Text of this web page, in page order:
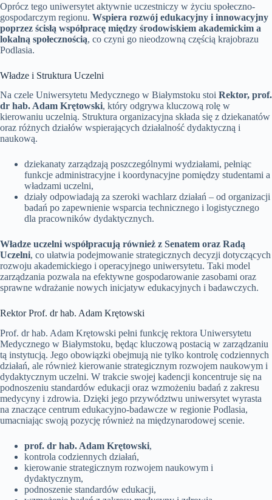
Oprócz tego uniwersytet aktywnie uczestniczy w życiu społeczno-
gospodarczym regionu. Wspiera rozwój edukacyjny i innowacyjny
poprzez ścisłą współpracę między środowiskiem akademickim a
lokalną społecznością, co czyni go nieodzowną częścią krajobrazu
Podlasia.
Władze i Struktura Uczelni
Na czele Uniwersytetu Medycznego w Białymstoku stoi Rektor, prof.
dr hab. Adam Krętowski, który odgrywa kluczową rolę w
kierowaniu uczelnią. Struktura organizacyjna składa się z dziekanatów
oraz różnych działów wspierających działalność dydaktyczną i
naukową.
dziekanaty zarządzają poszczególnymi wydziałami, pełniąc
funkcje administracyjne i koordynacyjne pomiędzy studentami a
władzami uczelni,
działy odpowiadają za szeroki wachlarz działań – od organizacji
badań po zapewnienie wsparcia technicznego i logistycznego
dla pracowników dydaktycznych.
Władze uczelni współpracują również z Senatem oraz Radą
Uczelni, co ułatwia podejmowanie strategicznych decyzji dotyczących
rozwoju akademickiego i operacyjnego uniwersytetu. Taki model
zarządzania pozwala na efektywne gospodarowanie zasobami oraz
sprawne wdrażanie nowych inicjatyw edukacyjnych i badawczych.
Rektor Prof. dr hab. Adam Krętowski
Prof. dr hab. Adam Krętowski pełni funkcję rektora Uniwersytetu
Medycznego w Białymstoku, będąc kluczową postacią w zarządzaniu
tą instytucją. Jego obowiązki obejmują nie tylko kontrolę codziennych
działań, ale również kierowanie strategicznym rozwojem naukowym i
dydaktycznym uczelni. W trakcie swojej kadencji koncentruje się na
podnoszeniu standardów edukacji oraz wzmożeniu badań z zakresu
medycyny i zdrowia. Dzięki jego przywództwu uniwersytet wyrasta
na znaczące centrum edukacyjno-badawcze w regionie Podlasia,
umacniając swoją pozycję również na międzynarodowej scenie.
prof. dr hab. Adam Krętowski,
kontrola codziennych działań,
kierowanie strategicznym rozwojem naukowym i
dydaktycznym,
podnoszenie standardów edukacji,